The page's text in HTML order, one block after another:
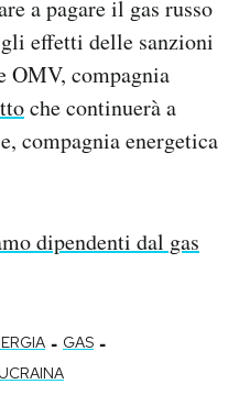
a pagare il gas russo
effetti delle sanzioni
OMV, compagnia
che continuerà a
compagnia energetica
dipendenti dal gas
- GAS -
UCRAINA